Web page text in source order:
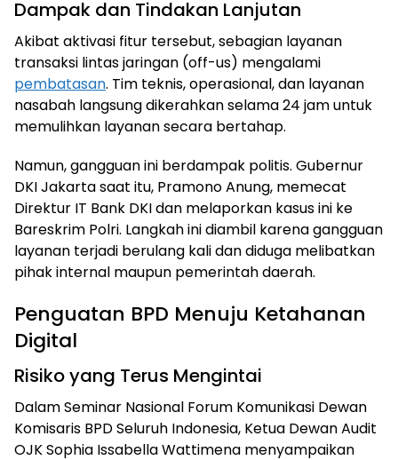
Dampak dan Tindakan Lanjutan
Akibat aktivasi fitur tersebut, sebagian layanan
transaksi lintas jaringan (off-us) mengalami
pembatasan. Tim teknis, operasional, dan layanan
nasabah langsung dikerahkan selama 24 jam untuk
memulihkan layanan secara bertahap.
Namun, gangguan ini berdampak politis. Gubernur
DKI Jakarta saat itu, Pramono Anung, memecat
Direktur IT Bank DKI dan melaporkan kasus ini ke
Bareskrim Polri. Langkah ini diambil karena gangguan
layanan terjadi berulang kali dan diduga melibatkan
pihak internal maupun pemerintah daerah.
Penguatan BPD Menuju Ketahanan
Digital
Risiko yang Terus Mengintai
Dalam Seminar Nasional Forum Komunikasi Dewan
Komisaris BPD Seluruh Indonesia, Ketua Dewan Audit
OJK Sophia Issabella Wattimena menyampaikan